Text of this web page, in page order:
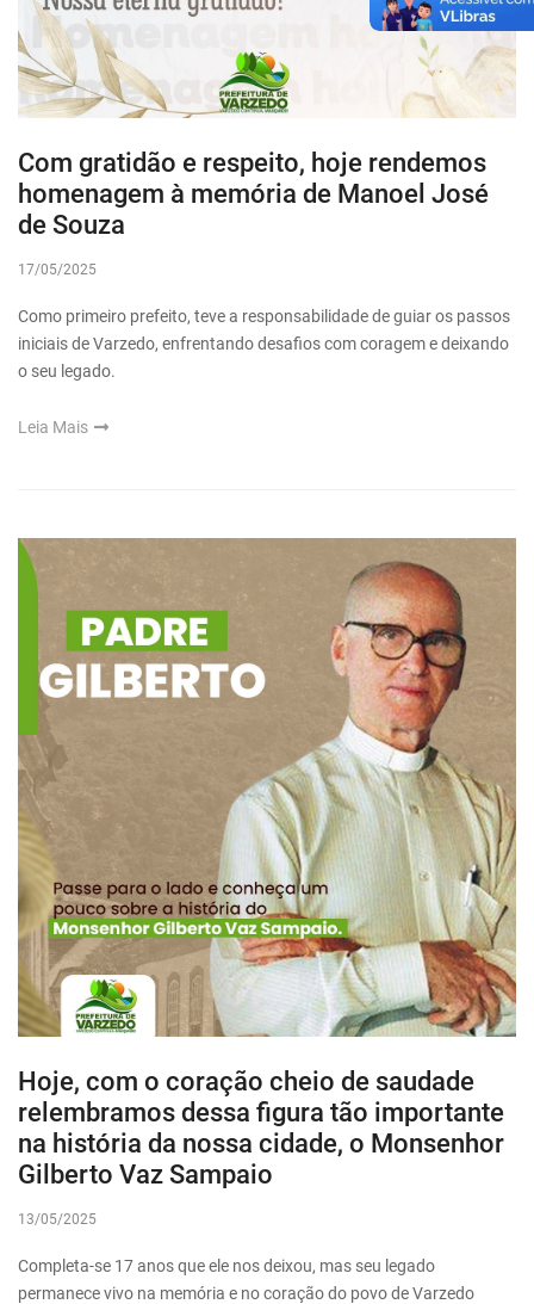
Com gratidão e respeito, hoje rendemos
homenagem à memória de Manoel José
de Souza
17/05/2025
Como primeiro prefeito, teve a responsabilidade de guiar os passos
iniciais de Varzedo, enfrentando desafios com coragem e deixando
o seu legado.
Leia Mais
Hoje, com o coração cheio de saudade
relembramos dessa figura tão importante
na história da nossa cidade, o Monsenhor
Gilberto Vaz Sampaio
13/05/2025
Completa-se 17 anos que ele nos deixou, mas seu legado
permanece vivo na memória e no coração do povo de Varzedo